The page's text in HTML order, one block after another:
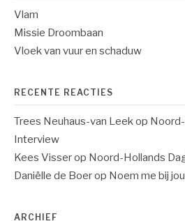
Vlam
Missie Droombaan
Vloek van vuur en schaduw
RECENTE REACTIES
Trees Neuhaus-van Leek op
Interview
Kees Visserop Noord-Hollands
Daniëlle de Boerop Noem me bij
ARCHIEF